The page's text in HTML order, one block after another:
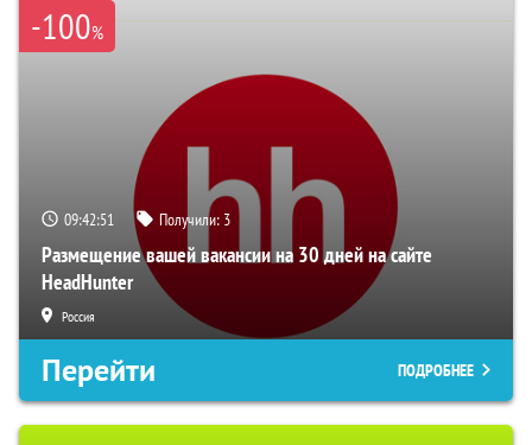
-100%
09:42:50 Получили: 3
Размещение вашей вакансии на 30 дней на сайте
HeadHunter
Россия
Перейти ПОДРОБНЕЕ